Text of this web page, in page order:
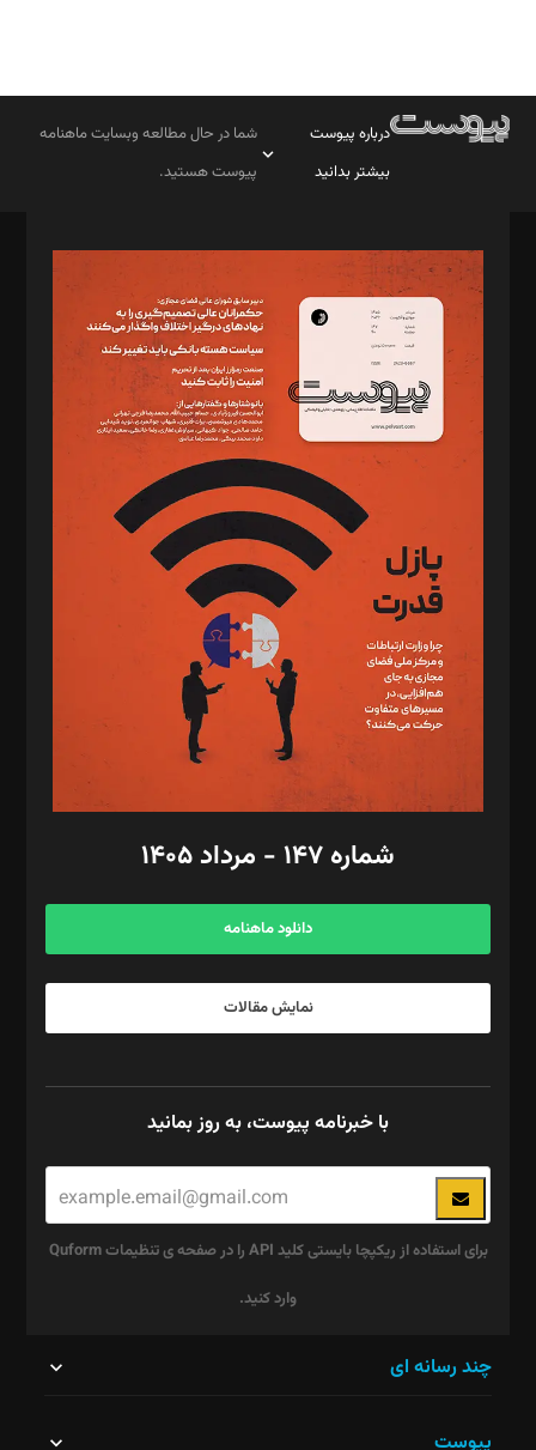
درباره پیوست
بیشتر بدانید
شما در حال مطالعه وبسایت ماهنامه
پیوست هستید.
مدیر مسئول: محمدباقر اثنی‌عشری
سردبیر: مهرک محمودی
دبیر تحریریه: میثم قاسمی
د‌بیر ناداستان: سمانه سمیع
د‌بیر خدمت و تجارت: ابوالفضل رجبی
د‌بیر حقوق فناوری: حسام‌الدین ایپکچی
د‌بیر پیوست جهان: مینا پاکدل
د‌بیر تحریریه آنلاین: بابک نقاش
تحریریه‌: مجتبی محمود‌ی، آرش برهمند، یسنا امان‌پور، سروش کرمیان،
مصطفی مسجدی آرانی، ابوالفضل رجبی، زهرا فکرانه، فائزه فتحی
رستمی،مصطفی باستان
ویرایش: نگار استاد‌‌آقا
طراح یونیفرم: مجید توکلی
فیلمبرداری و عکاسی: امیر شفیعی، مانی لطفی زاده
گرافیک و صفحه‌آرایی: سید‌سبحان‌علی ثابت
مد‌یر توسعه تجاری: کامبیز برید‌
امور مالی: شاپور رهبری، محمد‌ کاظمی‌نیا
آگهی و مشترکین: ۰۹۱۹۹۹۹۰۴۵۴
شماره ۱۴۷ - مرداد ۱۴۰۵
دانلود ماهنامه
نمایش مقالات
با خبرنامه پیوست، به روز بمانید
برای استفاده از ریکپچا بایستی کلید API را در صفحه ی تنظیمات Quform
وارد کنید.
نباید
چند رسانه ای
پیوست